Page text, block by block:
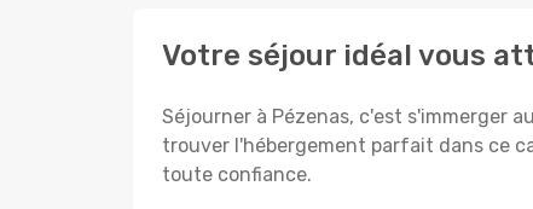
Votre séjour idéal vous
Séjourner à Pézenas, c'est s'immerger
trouver l'hébergement parfait dans ce
toute confiance.